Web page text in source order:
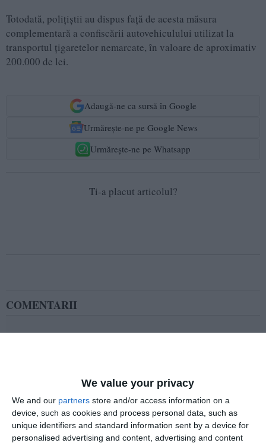
We value your privacy
We and our partners store and/or access information on a
device, such as cookies and process personal data, such as
unique identifiers and standard information sent by a device for
personalised advertising and content, advertising and content
Totodată, polițiștii au dispus față de acesta măsura
complementară a confiscării autovehiculului utilizat la
transportul țigaretelor nemarcate, în valoare de aproximativ
200.000 de lei.
Adaugă-ne ca sursă în Google
Urmărește-ne pe Google News
Urmărește-ne pe Whatsapp
Ti-a placut articolul?
COMENTARII
Nume
Comentariu